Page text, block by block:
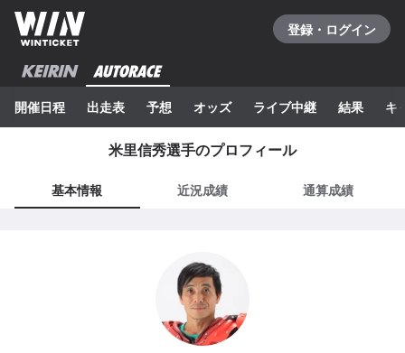
登録・ログイン
開催日程 出走表 予想 オッズ ライブ中継 結果 キ
米里信秀選手のプロフィール
基本情報 近況成績 通算成績